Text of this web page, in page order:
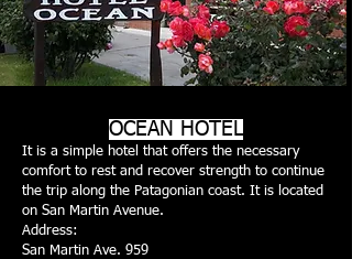
OCEAN HOTEL
It is a simple hotel that offers the necessary
comfort to rest and recover strength to continue
the trip along the Patagonian coast. It is located
on San Martin Avenue.
Address:
San Martin Ave. 959